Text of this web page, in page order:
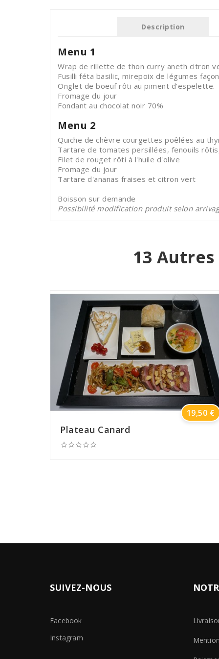
Description
Menu 1
Wrap de rillette de thon curry aneth citron
Fusilli féta basilic, mirepoix de légumes
Onglet de boeuf rôti au piment d'espelette.
Fromage du jour
Fondant au chocolat noir 70%
Menu 2
Quiche de chèvre courgettes poêlées au
Tartare de tomates persillées, fenouils
Filet de rouget rôti à l'huile d'olive
Fromage du jour
Tartare d'ananas fraises et citron vert
Boisson sur demande
Possibilité modification produit selon
13
Plateau Canard

Prix
19,50 €
SUIVEZ-NOUS
Facebook
Instagram